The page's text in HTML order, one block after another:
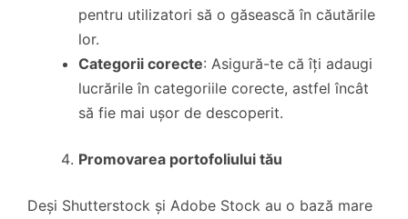
pentru utilizatori să o găsească în căutările
lor.
Categorii corecte: Asigură-te că îți adaugi
lucrările în categoriile corecte, astfel încât
să fie mai ușor de descoperit.
Promovarea portofoliului tău
Deși Shutterstock și Adobe Stock au o bază mare